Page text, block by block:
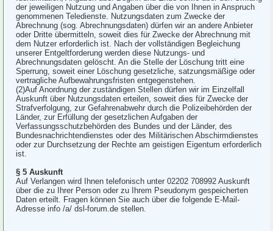
der jeweiligen Nutzung und Angaben über die von Ihnen in Anspruch
genommenen Teledienste. Nutzungsdaten zum Zwecke der
Abrechnung (sog. Abrechnungsdaten) dürfen wir an andere Anbieter
oder Dritte übermitteln, soweit dies für Zwecke der Abrechnung mit
dem Nutzer erforderlich ist. Nach der vollständigen Begleichung
unserer Entgeltforderung werden diese Nutzungs- und
Abrechnungsdaten gelöscht. An die Stelle der Löschung tritt eine
Sperrung, soweit einer Löschung gesetzliche, satzungsmäßige oder
vertragliche Aufbewahrungsfristen entgegenstehen.
(2)Auf Anordnung der zuständigen Stellen dürfen wir im Einzelfall
Auskunft über Nutzungsdaten erteilen, soweit dies für Zwecke der
Strafverfolgung, zur Gefahrenabwehr durch die Polizeibehörden der
Länder, zur Erfüllung der gesetzlichen Aufgaben der
Verfassungsschutzbehörden des Bundes und der Länder, des
Bundesnachrichtendienstes oder des Militärischen Abschirmdienstes
oder zur Durchsetzung der Rechte am geistigen Eigentum erforderlich
ist.
§ 5 Auskunft
Auf Verlangen wird Ihnen telefonisch unter 02202 708992 Auskunft
über die zu Ihrer Person oder zu Ihrem Pseudonym gespeicherten
Daten erteilt. Fragen können Sie auch über die folgende E-Mail-
Adresse info /a/ dsl-forum.de stellen.